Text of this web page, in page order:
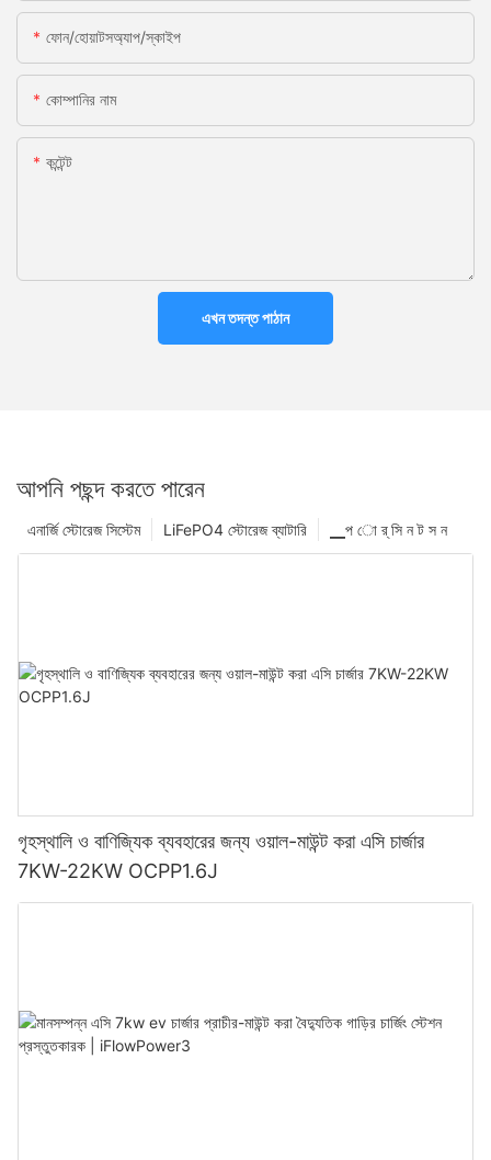
ফোন/হোয়াটসঅ্যাপ/স্কাইপ
কোম্পানির নাম
কন্টেন্ট
এখন তদন্ত পাঠান
আপনি পছন্দ করতে পারেন
▁প ো র্ সি ন ট স ন
LiFePO4 স্টোরেজ ব্যাটারি
এনার্জি স্টোরেজ সিস্টেম
গৃহস্থালি ও বাণিজ্যিক ব্যবহারের জন্য ওয়াল-মাউন্ট করা এসি চার্জার
7KW-22KW OCPP1.6J